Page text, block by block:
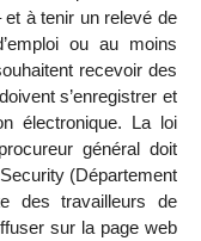
et à tenir un relevé de
ou au moins
recevoir des
s’enregistrer et
électronique. La loi
général doit
(Département
des travailleurs de
sur la page web